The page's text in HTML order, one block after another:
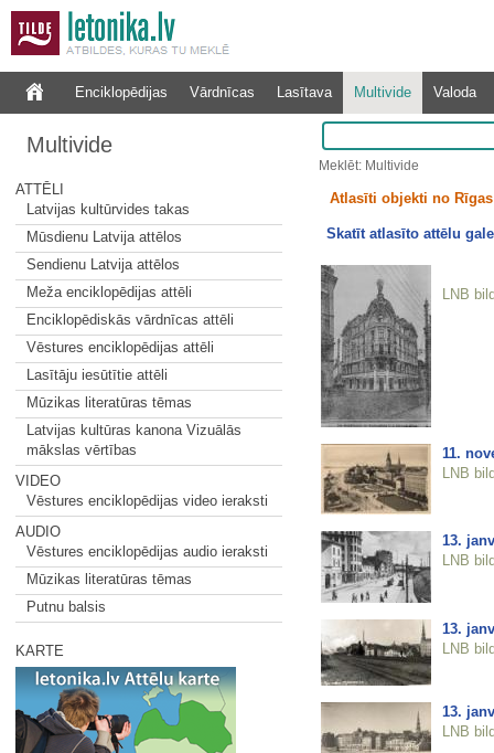
Enciklopēdijas Vārdnīcas Lasītava Multivide Valoda
Multivide
ATTĒLI
Latvijas kultūrvides takas
Mūsdienu Latvija attēlos
Sendienu Latvija attēlos
Meža enciklopēdijas attēli
Enciklopēdiskās vārdnīcas attēli
Vēstures enciklopēdijas attēli
Lasītāju iesūtītie attēli
Mūzikas literatūras tēmas
Latvijas kultūras kanona Vizuālās
mākslas vērtības
VIDEO
Vēstures enciklopēdijas video ieraksti
AUDIO
Vēstures enciklopēdijas audio ieraksti
Mūzikas literatūras tēmas
Putnu balsis
KARTE
Meklēt: Multivide
Atlasīti objekti no
Skatīt atlasīto attēlu
LNB
11.
LNB
13.
LNB
13.
LNB
13.
LNB